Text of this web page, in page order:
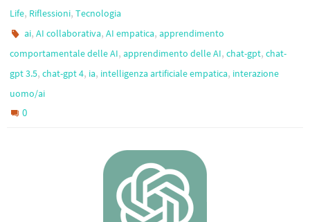
Life, Riflessioni, Tecnologia
ai,AI collaborativa,AI empatica,apprendimento
comportamentale delle AI, apprendimento delle AI, chat-gpt, chat-
gpt 3.5, chat-gpt 4, ia, intelligenza artificiale empatica, interazione
uomo/ai
0